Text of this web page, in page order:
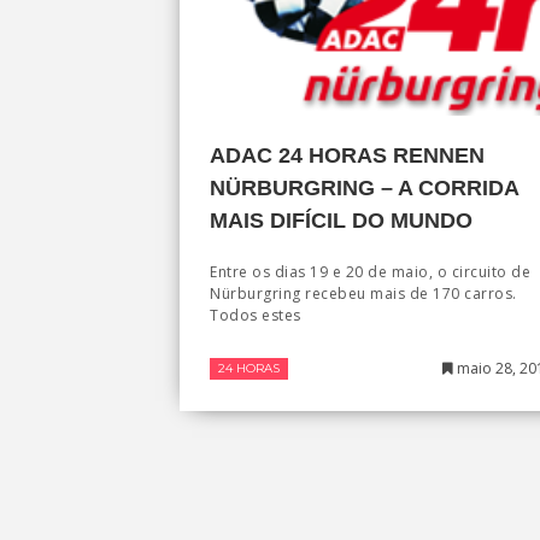
ADAC 24 HORAS RENNEN
NÜRBURGRING – A CORRIDA
MAIS DIFÍCIL DO MUNDO
Entre os dias 19 e 20 de maio, o circuito de
Nürburgring recebeu mais de 170 carros.
Todos estes
24 HORAS maio 28,